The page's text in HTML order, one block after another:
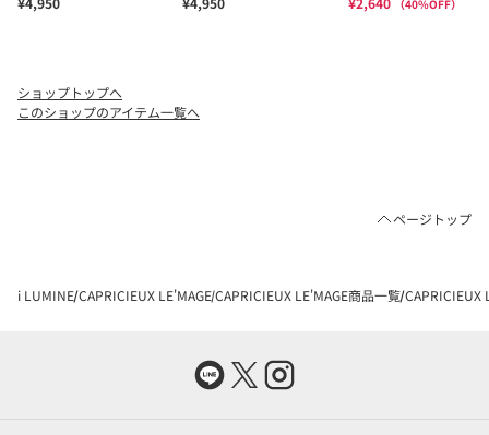
ショップトップへ
このショップのアイテム一覧へ
ページトップ
i LUMINE CAPRICIEUX LE'MAGE CAPRICIEUX LE'MAGE商品一覧 CAPRICIEUX